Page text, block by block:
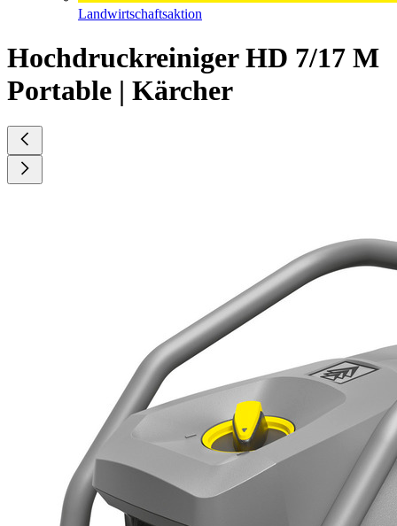
Landwirtschaftsaktion
Hochdruckreiniger HD 7/17 M
Portable | Kärcher